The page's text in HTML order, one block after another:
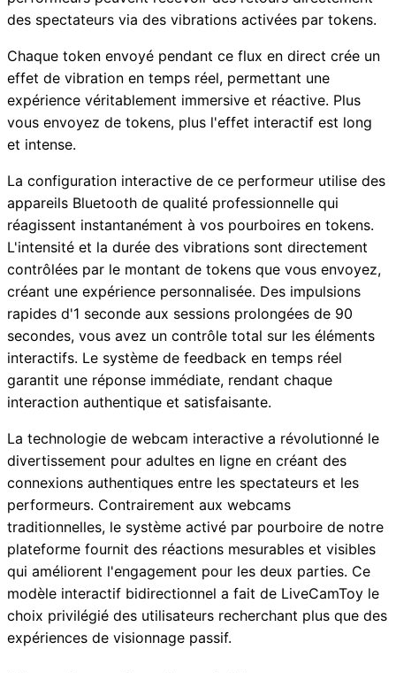
des spectateurs via des vibrations activées par tokens.
Chaque token envoyé pendant ce flux en direct crée un
effet de vibration en temps réel, permettant une
expérience véritablement immersive et réactive. Plus
vous envoyez de tokens, plus l'effet interactif est long
et intense.
La configuration interactive de ce performeur utilise des
appareils Bluetooth de qualité professionnelle qui
réagissent instantanément à vos pourboires en tokens.
L'intensité et la durée des vibrations sont directement
contrôlées par le montant de tokens que vous envoyez,
créant une expérience personnalisée. Des impulsions
rapides d'1 seconde aux sessions prolongées de 90
secondes, vous avez un contrôle total sur les éléments
interactifs. Le système de feedback en temps réel
garantit une réponse immédiate, rendant chaque
interaction authentique et satisfaisante.
La technologie de webcam interactive a révolutionné le
divertissement pour adultes en ligne en créant des
connexions authentiques entre les spectateurs et les
performeurs. Contrairement aux webcams
traditionnelles, le système activé par pourboire de notre
plateforme fournit des réactions mesurables et visibles
qui améliorent l'engagement pour les deux parties. Ce
modèle interactif bidirectionnel a fait de LiveCamToy le
choix privilégié des utilisateurs recherchant plus que des
expériences de visionnage passif.